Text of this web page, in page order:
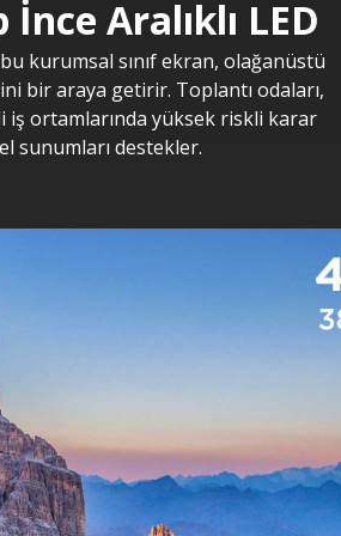
Aralıklı LED
kurumsal sınıf ekran, olağanüstü
bir araya getirir. Toplantı odaları,
iş ortamlarında yüksek riskli karar
sunumları destekler.